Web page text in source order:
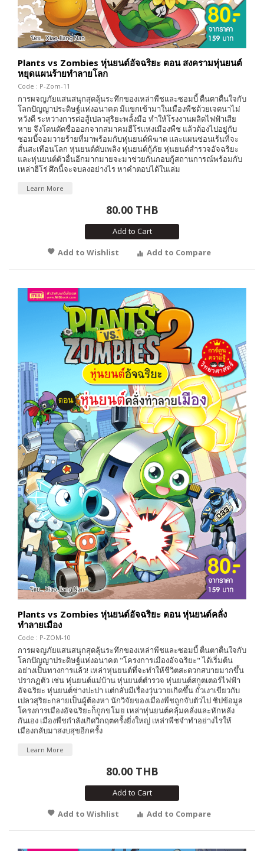
Plants vs Zombies หุ่นยนต์อัจฉริยะ ตอน สงครามหุ่นยนต์
หยุดแผนร้ายทำลายโลก
Code : P-Zom-11
การผจญภัยแสนสนุกสุดลุ้นระทึกของเหล่าพืชและซอมบี้ ตื่นตาตื่นใจกับ
โลกปัญญาประดิษฐ์แห่งอนาคต มีแขกเข้ามาในเมืองพืชด้วยเจตนาไม่
หวังดี ระหว่างการต่อสู้เปลวสุริยะพลั้งมือ ทำให้โรงงานผลิตไฟฟ้าเสีย
หาย จึงโดนตัดชื่อออกจากสมาคมฮีโร่เเห่งเมืองพืช แล้วต้องไปอยู่กับ
ซอมบี้จอมวายร้ายที่มาพร้อมกับหุ่นยนต์พิฆาต และแผนซ่อนเร้นที่จะ
สั่นสะเทือนโลก หุ่นยนต์ดับเพลิง หุ่นยนต์กู้ภัย หุ่นยนต์สำรวจอัจฉริยะ
และหุ่นยนต์ตัวอื่นอีกมากมายจะมาช่วยกันกอบกู้สถานการณ์พร้อมกับ
เหล่าฮีโร่ ศึกนี้จะจบลงอย่างไร หาคำตอบได้ในเล่ม
Learn More
80.00 THB
Add to Cart
Add to Wishlist
Add to Compare
Plants vs Zombies หุ่นยนต์อัจฉริยะ ตอน หุ่นยนต์คลั่ง
ทำลายเมือง
Code : P-ZOM-10
การผจญภัยแสนสนุกสุดลุ้นระทึกของเหล่าพืชและซอมบี้ ตื่นตาตื่นใจกับ
โลกปัญญาประดิษฐ์แห่งอนาคต "โครงการเมืองอัจฉริยะ" ได้เริ่มต้น
อย่างเป็นทางการแล้ว! เหล่าหุ่นยนต์ที่จะทำให้ชีวิตสะดวกสบายมากขึ้น
ปรากฏตัว เช่น หุ่นยนต์แม่บ้าน หุ่นยนต์ตำรวจ หุ่นยนต์สกูตเตอร์ไฟฟ้า
อัจฉริยะ หุ่นยนต์ช่างปะปา แต่กลับมีเรื่องวุ่นวายเกิดขึ้น ถั่วเงาเขียวกับ
เปลวสุริยะกลายเป็นผู้ต้องหา นักวิจัยของเมืองพืชถูกจับตัวไป ชิปข้อมูล
โครงการเมืองอัจฉริยะก็ถูกขโมย เหล่าหุ่นยนต์คลุ้มคลั่งและหักหลัง
กันเอง เมืองพืชกำลังเกิดวิกฤตครั้งยิ่งใหญ่ เหล่าพืชจำทำอย่างไรให้
เมืองกลับมาสงบสุขอีกครั้ง
Learn More
80.00 THB
Add to Cart
Add to Wishlist
Add to Compare